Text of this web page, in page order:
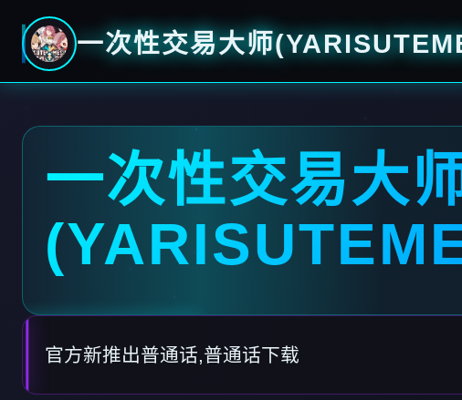
一次性交易大师
一次性交易大
官方新推出普通话,普通话下载